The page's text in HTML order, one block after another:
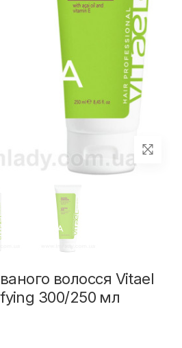
волосся Vitael
300/250 мл